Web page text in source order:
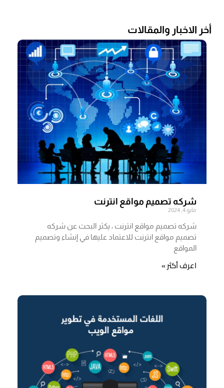
أخر الاخبار والمقالات
شركه تصميم مواقع انترنت
مايو 4, 2024
شركه تصميم مواقع انترنت ، يكثر البحث عن شركه
تصميم مواقع انترنت للاعتماد عليها في إنشاء وتصميم
المواقع
اعرف أكثر »